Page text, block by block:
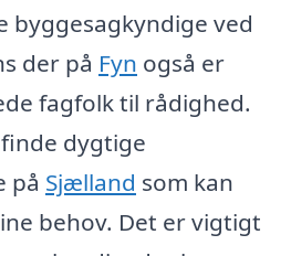
byggesagkyndige ved
der på Fyn også er
fagfolk til rådighed.
dygtige
på Sjælland som kan
behov. Det er vigtigt